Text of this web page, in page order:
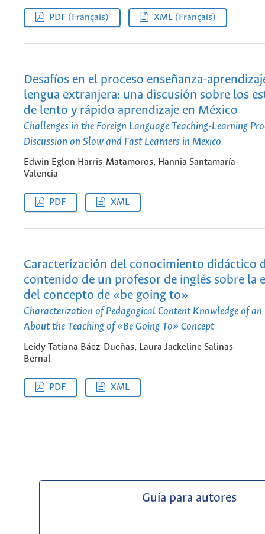
PDF (Français) XML (Français)
Desafíos en el proceso enseñanza-
lengua extranjera: una discusión sobre los
de lento y rápido aprendizaje en México
Challenges in the Foreign Language Teaching-Learning
Discussion on Slow and Fast Learners in Mexico
Edwin Eglon Harris-Matamoros, Hannia Santamaría-
Valencia
PDF XML
Caracterización del conocimiento didáctico
contenido de un profesor de inglés sobre la
del concepto de «be going to»
Characterization of Pedagogical Content Knowledge of an
About the Teaching of «Be Going To» Concept
Leidy Tatiana Báez-Dueñas, Laura Jackeline Salinas-
Bernal
PDF XML
Guía para autores